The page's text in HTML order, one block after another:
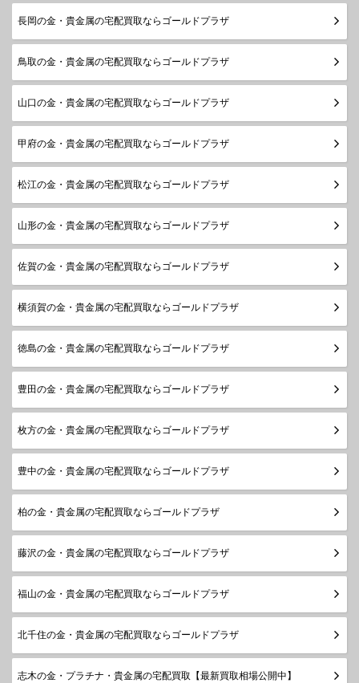
長岡の金・貴金属の宅配買取ならゴールドプラザ
鳥取の金・貴金属の宅配買取ならゴールドプラザ
山口の金・貴金属の宅配買取ならゴールドプラザ
甲府の金・貴金属の宅配買取ならゴールドプラザ
松江の金・貴金属の宅配買取ならゴールドプラザ
山形の金・貴金属の宅配買取ならゴールドプラザ
佐賀の金・貴金属の宅配買取ならゴールドプラザ
横須賀の金・貴金属の宅配買取ならゴールドプラザ
徳島の金・貴金属の宅配買取ならゴールドプラザ
豊田の金・貴金属の宅配買取ならゴールドプラザ
枚方の金・貴金属の宅配買取ならゴールドプラザ
豊中の金・貴金属の宅配買取ならゴールドプラザ
柏の金・貴金属の宅配買取ならゴールドプラザ
藤沢の金・貴金属の宅配買取ならゴールドプラザ
福山の金・貴金属の宅配買取ならゴールドプラザ
北千住の金・貴金属の宅配買取ならゴールドプラザ
志木の金・プラチナ・貴金属の宅配買取【最新買取相場公開中】